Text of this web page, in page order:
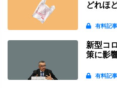
どれほ
有料記
新型コ
策に影
有料記